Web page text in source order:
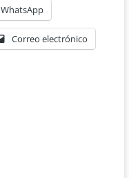
WhatsApp
Correo electrónico